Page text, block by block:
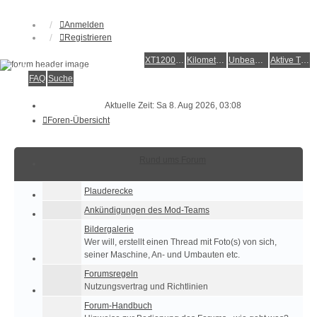
Anmelden
Registrieren
XT1200Z-Wiki Kilometerstatistik Unbeantwortete Themen Aktive Themen
Alles rund um die Yamaha XT1200Z Super Ténéré
FAQ Suche
Aktuelle Zeit: Sa 8. Aug 2026, 03:08
Foren-Übersicht
Plauderecke
Ankündigungen des Mod-Teams
Bildergalerie
Wer will, erstellt einen Thread mit Foto(s) von sich,
seiner Maschine, An- und Umbauten etc.
Forumsregeln
Nutzungsvertrag und Richtlinien
Forum-Handbuch